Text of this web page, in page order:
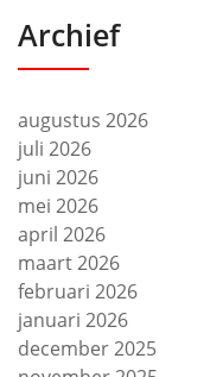
Archief
augustus 2026
juli 2026
juni 2026
mei 2026
april 2026
maart 2026
februari 2026
januari 2026
december 2025